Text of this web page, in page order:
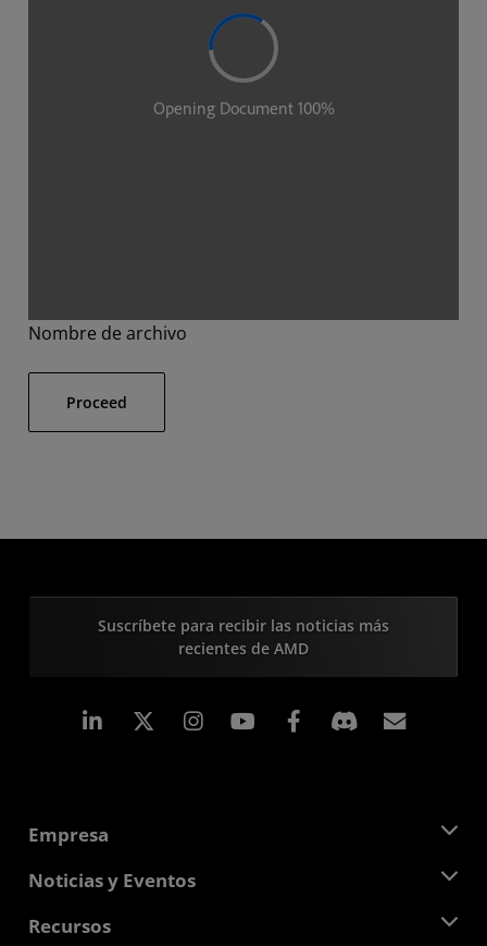
Nombre de archivo
Proceed
Suscríbete para recibir las noticias más
recientes de AMD
LinkedIn Instagram Facebook
Empresa
Acerca de AMD
Responsabilidad corporativa
Noticias y Eventos
Sala de prensa
Recursos